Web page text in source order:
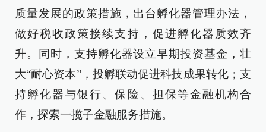
质量发展的政策措施，出台孵化器管理办法，
做好税收政策接续支持，促进孵化器质效齐
升。同时，支持孵化器设立早期投资基金，壮
大“耐心资本”，投孵联动促进科技成果转化；支
持孵化器与银行、保险、担保等金融机构合
作，探索一揽子金融服务措施。